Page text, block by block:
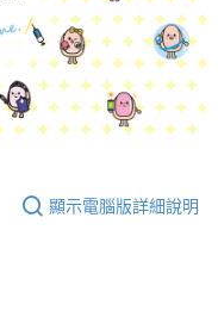
顯示電腦版詳細說明